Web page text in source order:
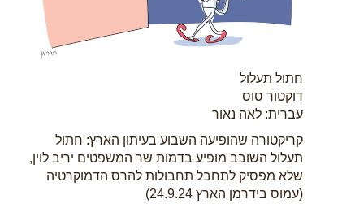
חתול תעלול
דוקטור סוס
עברית: לאה נאור
קריקטורה שהופיעה השבוע בעיתון הארץ: חתול
תעלול השובב מופיע בדמות שר המשפטים יריב לוין,
שלא מפסיק לתחבל תחבולות להרס הדמוקרטיה
(עמוס בידרמן הארץ 24.9.24)